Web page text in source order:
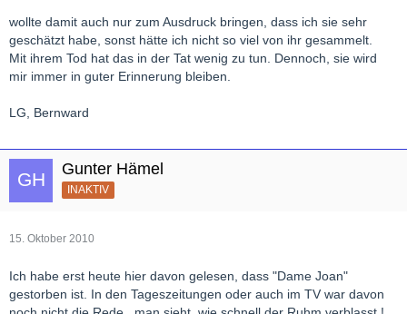
wollte damit auch nur zum Ausdruck bringen, dass ich sie sehr
geschätzt habe, sonst hätte ich nicht so viel von ihr gesammelt.
Mit ihrem Tod hat das in der Tat wenig zu tun. Dennoch, sie wird
mir immer in guter Erinnerung bleiben.
LG, Bernward
Gunter Hämel
INAKTIV
15. Oktober 2010
Ich habe erst heute hier davon gelesen, dass "Dame Joan"
gestorben ist. In den Tageszeitungen oder auch im TV war davon